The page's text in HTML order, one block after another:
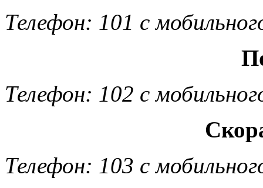
Телефон: 101 с
Телефон: 102 с
Телефон: 103 с